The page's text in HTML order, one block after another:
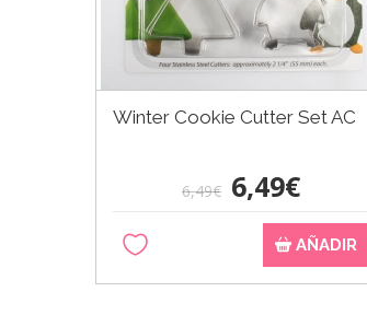
Winter Cookie Cutter Set AC
6,49€ 6,49€
AÑADIR